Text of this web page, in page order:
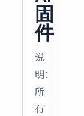
固
件
说
明：
所
有